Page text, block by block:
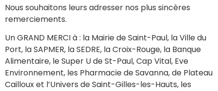
Nous souhaitons leurs adresser nos plus sincères
remerciements.
Un GRAND MERCI à : la Mairie de Saint-Paul, la Ville du
Port, la SAPMER, la SEDRE, la Croix-Rouge, la Banque
Alimentaire, le Super U de St-Paul, Cap Vital, Eve
Environnement, les Pharmacie de Savanna, de Plateau
Cailloux et l’Univers de Saint-Gilles-les-Hauts, les